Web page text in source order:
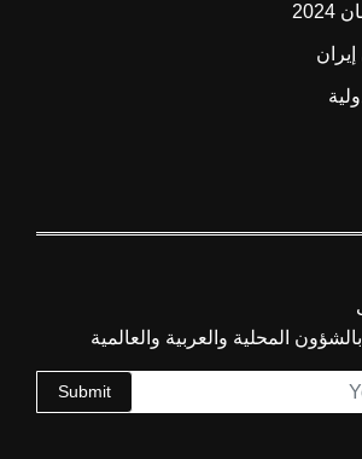
المحلية والعربية والعالمية
Submit